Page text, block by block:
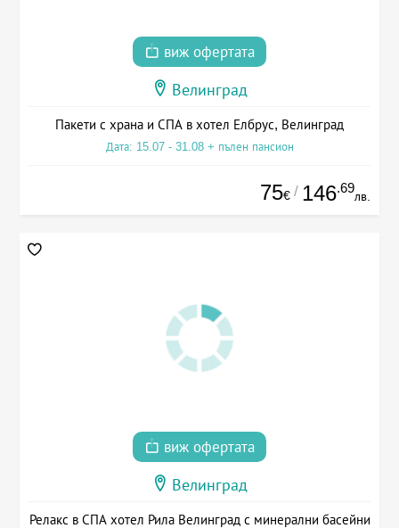
виж офертата
Велинград
Пакети с храна и СПА в хотел Елбрус, Велинград
Дата: 15.07 - 31.08 + пълен пансион
75€ / 146.69
лв.
виж офертата
Велинград
Релакс в СПА хотел Рила Велинград с минерални басейни